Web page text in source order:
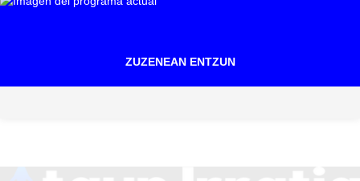
ZUZENEAN ENTZUN